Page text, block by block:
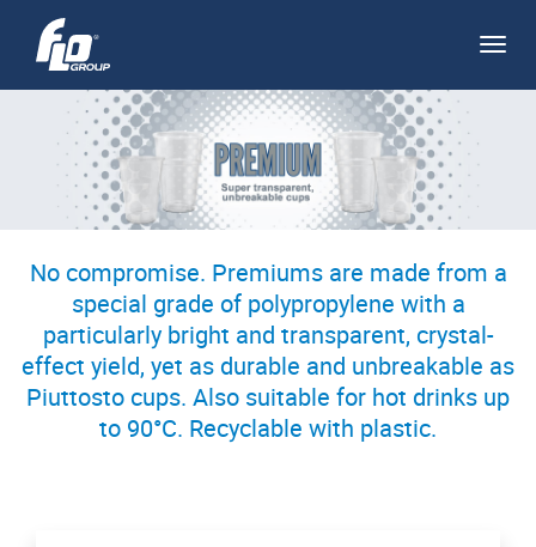
No compromise. Premiums are made from a
special grade of polypropylene with a
particularly bright and transparent, crystal-
effect yield, yet as durable and unbreakable as
Piuttosto cups. Also suitable for hot drinks up
to 90°C. Recyclable with plastic.